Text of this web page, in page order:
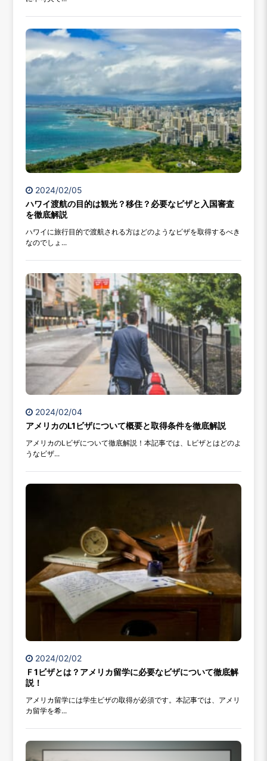
2024/02/05
ハワイ渡航の目的は観光？移住？必要なビザと入国審査
を徹底解説
ハワイに旅行目的で渡航される方はどのようなビザを取得するべき
なのでしょ...
2024/02/04
アメリカのL1ビザについて概要と取得条件を徹底解説
アメリカのLビザについて徹底解説！本記事では、Lビザとはどのよ
うなビザ...
2024/02/02
Ｆ1ビザとは？アメリカ留学に必要なビザについて徹底解
説！
アメリカ留学には学生ビザの取得が必須です。本記事では、アメリ
カ留学を希...